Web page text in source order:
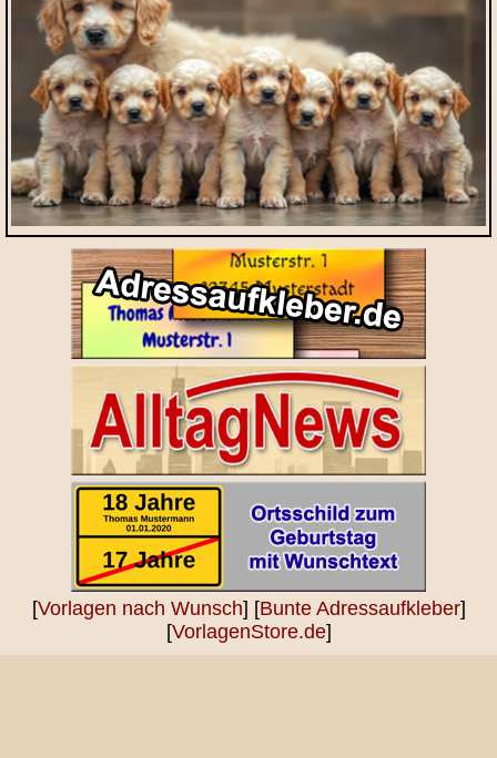
[Vorlagen nach Wunsch] [Bunte Adressaufkleber]
[VorlagenStore.de]